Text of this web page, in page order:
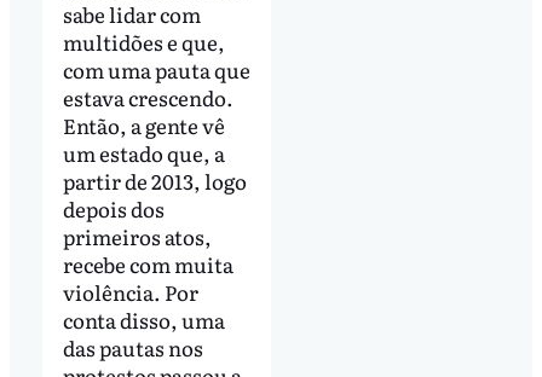
sabe lidar com
multidões e que,
com uma pauta que
estava crescendo.
Então, a gente vê
um estado que, a
partir de 2013, logo
depois dos
primeiros atos,
recebe com muita
violência. Por
conta disso, uma
das pautas nos